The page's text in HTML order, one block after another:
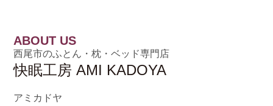
ABOUT US
西尾市のふとん・枕・ベッド専門店
快眠工房 AMI KADOYA
アミカドヤ